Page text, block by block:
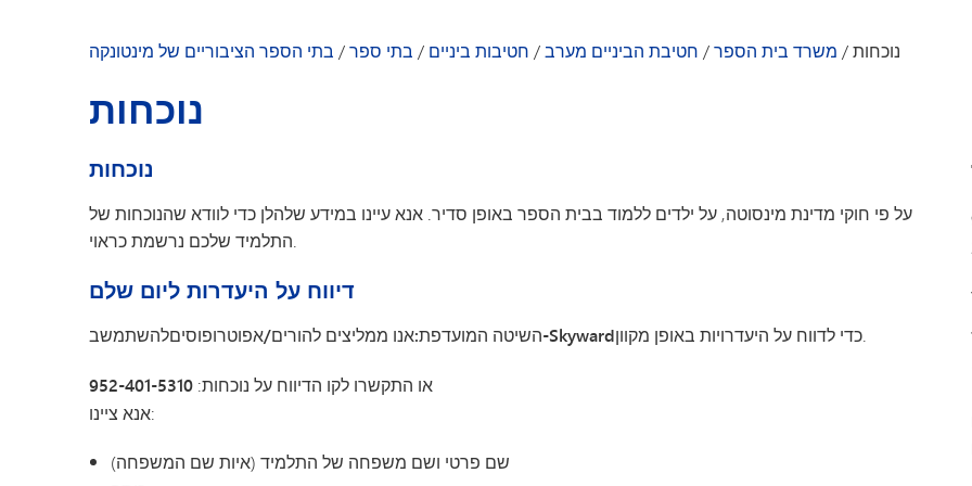
מדריך להורים ולתלמידים - MMW
שירותי בריאות
מקהלת מינטונקה
בתי הספר הציבוריים של מינטונקה /בתי ספר / חטיבות ביניים /חטיבת הביניים מערב /משרד בית הספר /נוכחות
נוכחות
נוכחות
על פי חוקי מדינת מינסוטה, על ילדים ללמוד בבית הספר באופן סדיר. אנא עיינו במידע שלהלן כדי לוודא שהנוכחות של
התלמיד שלכם נרשמת כראוי.
דיווח על היעדרות ליום שלם
השיטה המועדפת:אנו ממליצים להורים/אפוטרופוסיםלהשתמש ב-Skyward
כדי לדווח על היעדרויות באופן מקוון.
או התקשרו לקו הדיווח על נוכחות: 952-401-5310
אנא ציינו:
שם פרטי ושם משפחה של התלמיד (איות שם המשפחה)